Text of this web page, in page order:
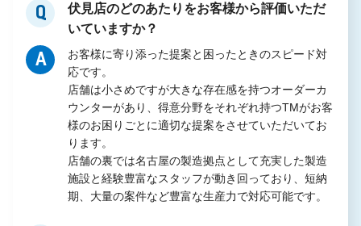
Q
伏見店のどのあたりをお客様から評価いただ
いていますか？
A
お客様に寄り添った提案と困ったときのスピード対
応です。
店舗は小さめですが大きな存在感を持つオーダーカ
ウンターがあり、得意分野をそれぞれ持つTMがお客
様のお困りごとに適切な提案をさせていただいてお
ります。
店舗の裏では名古屋の製造拠点として充実した製造
施設と経験豊富なスタッフが動き回っており、短納
期、大量の案件など豊富な生産力で対応可能です。